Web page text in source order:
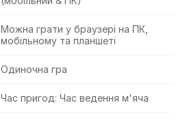
Можна грати у браузері на ПК,
мобільному та планшеті
Одиночна гра
Час пригод: Час ведення м'яча